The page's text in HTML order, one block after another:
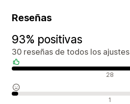
Reseñas
93% positivas
30 reseñas de todos los
Reseñas positivas 28
Reseñas neutras 1